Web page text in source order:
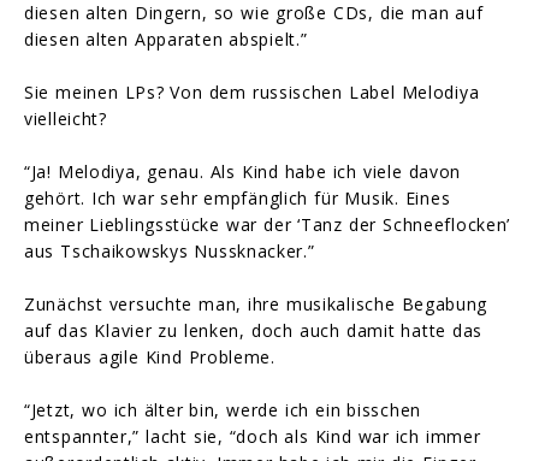
diesen alten Dingern, so wie große CDs, die man auf
diesen alten Apparaten abspielt.”
Sie meinen LPs? Von dem russischen Label Melodiya
vielleicht?
“Ja! Melodiya, genau. Als Kind habe ich viele davon
gehört. Ich war sehr empfänglich für Musik. Eines
meiner Lieblingsstücke war der ‘Tanz der Schneeflocken’
aus Tschaikowskys Nussknacker.”
Zunächst versuchte man, ihre musikalische Begabung
auf das Klavier zu lenken, doch auch damit hatte das
überaus agile Kind Probleme.
“Jetzt, wo ich älter bin, werde ich ein bisschen
entspannter,” lacht sie, “doch als Kind war ich immer